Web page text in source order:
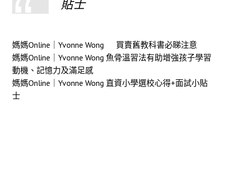
貼士
媽媽Online｜Yvonne Wong 買賣舊教科書必睇注意
媽媽Online｜Yvonne Wong 魚骨溫習法有助增強孩子學習
動機、記憶力及滿足感
媽媽Online｜Yvonne Wong 直資小學選校心得+面試小貼
士